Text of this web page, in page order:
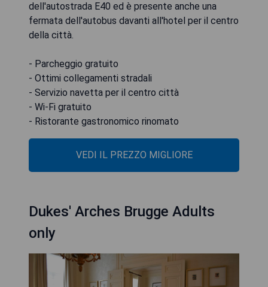
dell'autostrada E40 ed è presente anche una
fermata dell'autobus davanti all'hotel per il centro
della città.
- Parcheggio gratuito
- Ottimi collegamenti stradali
- Servizio navetta per il centro città
- Wi-Fi gratuito
- Ristorante gastronomico rinomato
VEDI IL PREZZO MIGLIORE
Dukes' Arches Brugge Adults
only